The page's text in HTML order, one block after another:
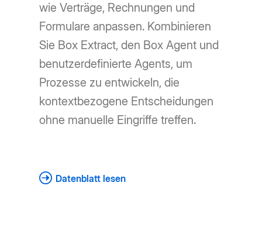
wie Verträge, Rechnungen und
Formulare anpassen. Kombinieren
Sie Box Extract, den Box Agent und
benutzerdefinierte Agents, um
Prozesse zu entwickeln, die
kontextbezogene Entscheidungen
ohne manuelle Eingriffe treffen.
Datenblatt lesen